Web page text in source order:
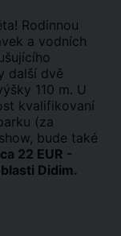
Rodinnou
a vodních
další dvě
110 m. U
kvalifikovaní
(za
bude také
22 EUR -
Didim.